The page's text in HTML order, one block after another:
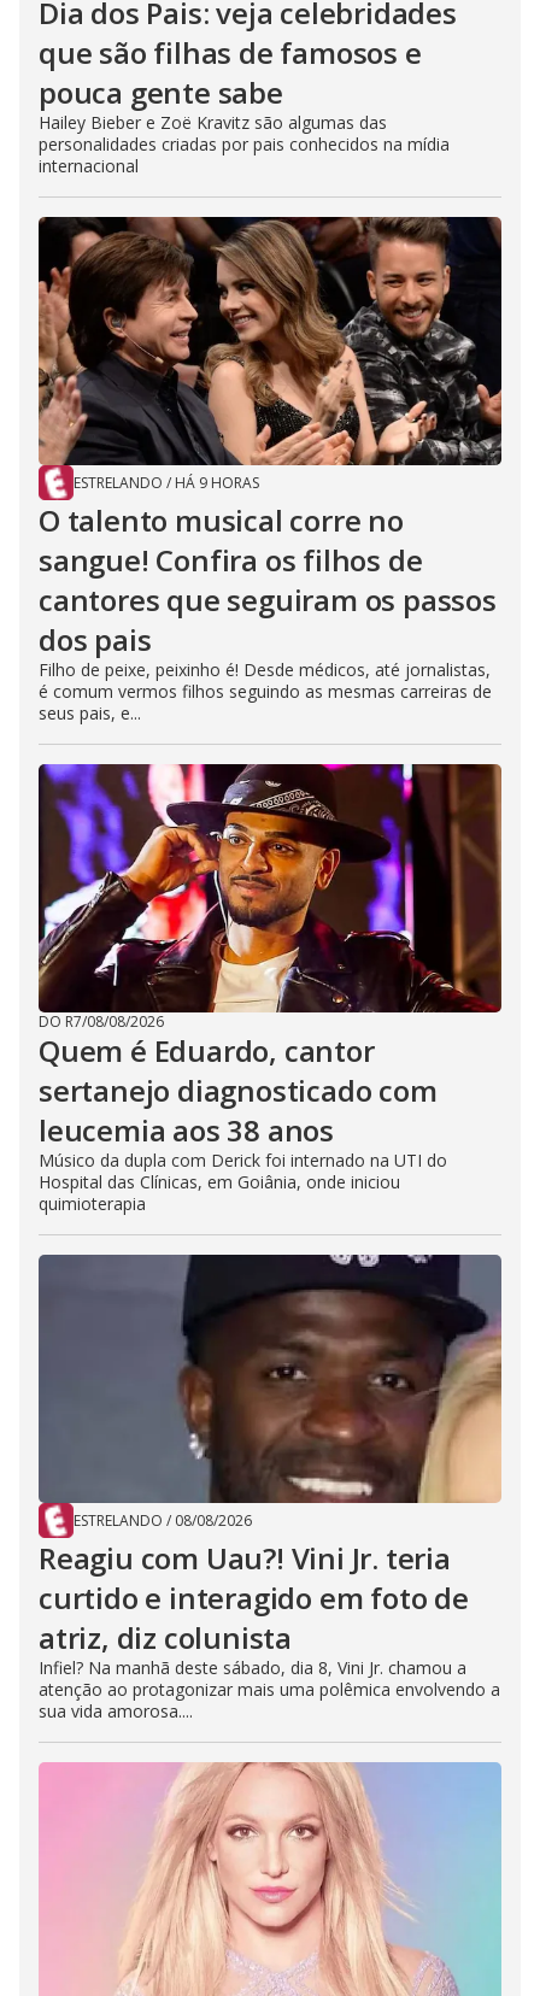
Dia dos Pais: veja celebridades
que são filhas de famosos e
pouca gente sabe
Hailey Bieber e Zoë Kravitz são algumas das
personalidades criadas por pais conhecidos na mídia
internacional
ESTRELANDO / HÁ 9 HORAS
O talento musical corre no
sangue! Confira os filhos de
cantores que seguiram os passos
dos pais
Filho de peixe, peixinho é! Desde médicos, até jornalistas,
é comum vermos filhos seguindo as mesmas carreiras de
seus pais, e...
DO R7/08/08/2026
Quem é Eduardo, cantor
sertanejo diagnosticado com
leucemia aos 38 anos
Músico da dupla com Derick foi internado na UTI do
Hospital das Clínicas, em Goiânia, onde iniciou
quimioterapia
ESTRELANDO / 08/08/2026
Reagiu com Uau?! Vini Jr. teria
curtido e interagido em foto de
atriz, diz colunista
Infiel? Na manhã deste sábado, dia 8, Vini Jr. chamou a
atenção ao protagonizar mais uma polêmica envolvendo a
sua vida amorosa....